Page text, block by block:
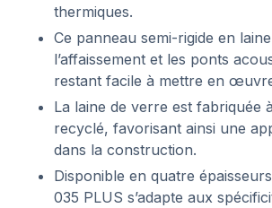
thermiques.
Ce panneau semi-rigide en
l’affaissement et les ponts
restant facile à mettre en
La laine de verre est fabriquée
recyclé, favorisant ainsi une
dans la construction.
Disponible en quatre
035 PLUS s’adapte aux